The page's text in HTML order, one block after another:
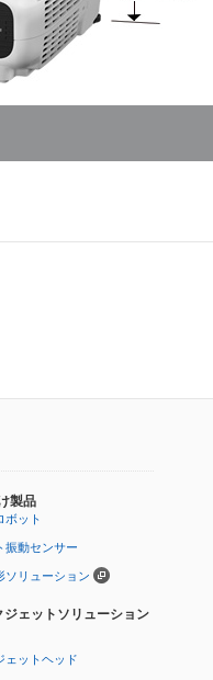
製品
ボット
振動センサー
ソリューション
ジェットソリューション
ェットヘッド